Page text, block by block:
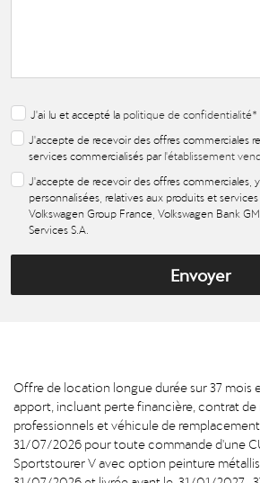
J'ai lu et accepté la politique de confidentialité*
J'accepte de recevoir des offres commerciales
services commercialisés par l'établissement
J'accepte de recevoir des offres commerciales,
personnalisées, relatives aux produits et
Volkswagen Group France, Volkswagen Bank
Services S.A.
Envoyer
Offre de location longue durée sur 37 mois
apport, incluant perte financière, contrat de
professionnels et véhicule de
31/07/2026 pour toute commande d'une
Sportstourer V avec option peinture